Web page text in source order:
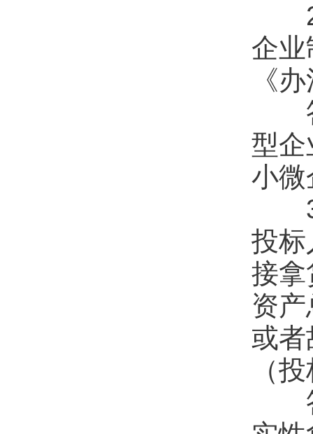
2.
企
《
答
型企
小微
3.
投标
接拿
资
或者
（
答